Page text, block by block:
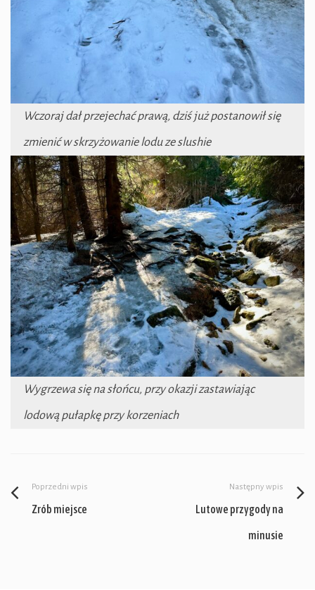
Wczoraj dał przejechać prawą, dziś już postanowił się
zmienić w skrzyżowanie lodu ze slushie
Wygrzewa się na słońcu, przy okazji zastawiając
lodową pułapkę przy korzeniach
Poprzedni wpis
Zrób miejsce
Następny wpis
Lutowe przygody na
minusie